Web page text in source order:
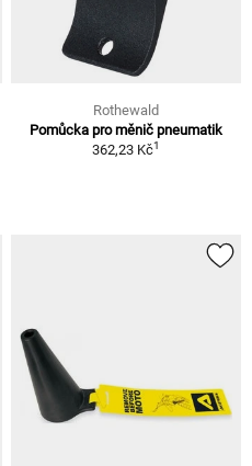
Rothewald
Pomůcka pro měnič pneumatik
362,23 Kč1